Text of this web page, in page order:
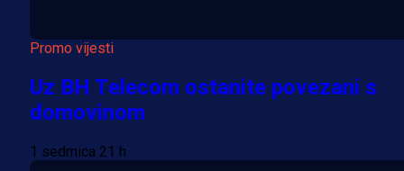
Promo vijesti
Uz BH Telecom ostanite povezani s
domovinom
1 sedmica 21 h